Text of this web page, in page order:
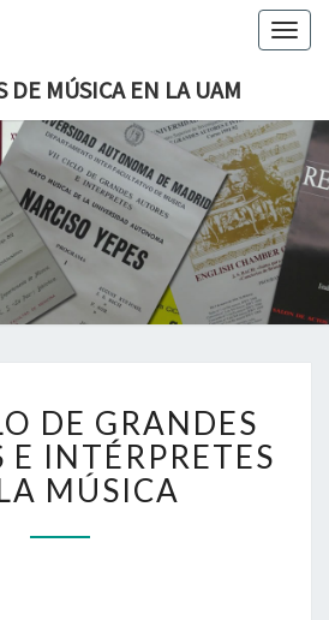
DE MÚSICA EN LA UAM
HACIA
LOS 50
AÑOS
DE
MÚSICA
EN LA
UAM
H50MUAM
I
I
I
C
DE GRANDES
E INTÉRPRETES
MÚSICA